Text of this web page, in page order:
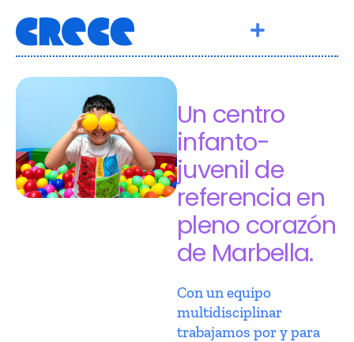
Un centro
infanto-
juvenil de
referencia en
pleno corazón
de Marbella.
Con un equipo
multidisciplinar
trabajamos por y para